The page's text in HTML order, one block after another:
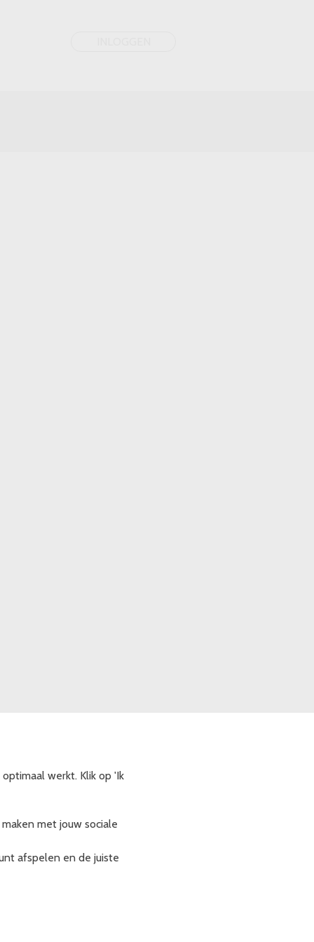
werkt. Klik op 'Ik
met jouw sociale
afspelen en de juiste